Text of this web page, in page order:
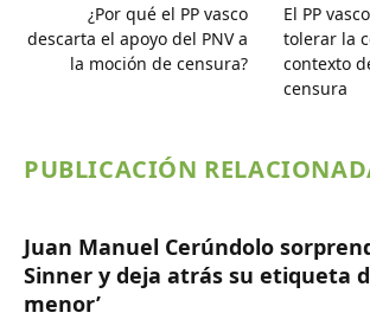
¿Por qué el PP vasco
descarta el apoyo del PNV a
la moción de censura?
El PP
tolerar la
contexto
censura
PUBLICACIÓN
Juan Manuel Cerúndolo
Sinner y deja atrás su etiqueta
menor’